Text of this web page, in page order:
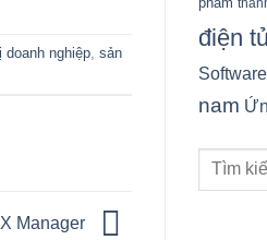
doanh nghiệp, sản
Manager
điện
Software
nam